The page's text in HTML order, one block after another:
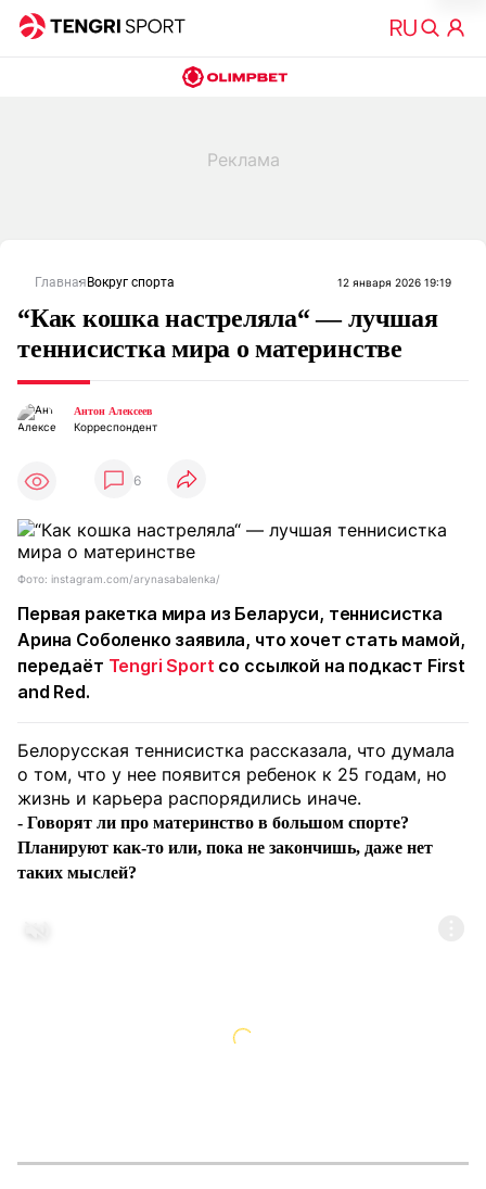
Главная Вокруг спорта 12 января 2026 19:19
“Как кошка настреляла“ — лучшая
теннисистка мира о материнстве
Антон Алексеев
Корреспондент
6
Фото: instagram.com/arynasabalenka/
Первая ракетка мира из Беларуси, теннисистка
Арина Соболенко заявила, что хочет стать мамой,
передаёт Tengri Sport со ссылкой на подкаст First
and Red.
Белорусская теннисистка рассказала, что думала
о том, что у нее появится ребенок к 25 годам, но
жизнь и карьера распорядились иначе.
- Говорят ли про материнство в большом спорте?
Планируют как-то или, пока не закончишь, даже нет
таких мыслей?